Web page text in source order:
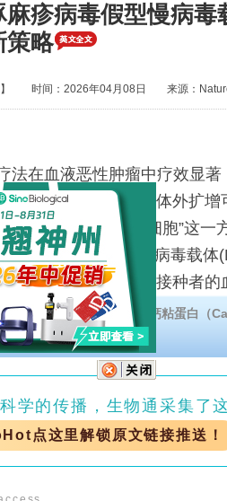
麻疹病毒假型慢病
策略
】 时间：2026年04月08日 来源：
在血液恶性肿瘤中疗效显著
限制了其可及性，且体外扩
焦“体内生成CAR-T细胞”这
膜糖蛋白假型化的慢病毒载
导，并有效逃逸疫苗接种者
淋巴瘤模型中生成功能性
货型”细胞疗法提供了重要技
海报药物开发的最新进展。钙粘蛋白（
。
学的传播，生物通采集了
点这里解锁原文链接推送！